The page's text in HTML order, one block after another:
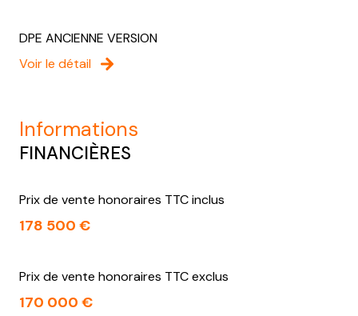
DPE ANCIENNE VERSION
Voir le détail
informations
FINANCIÈRES
Prix de vente honoraires TTC inclus
178 500 €
Prix de vente honoraires TTC exclus
170 000 €